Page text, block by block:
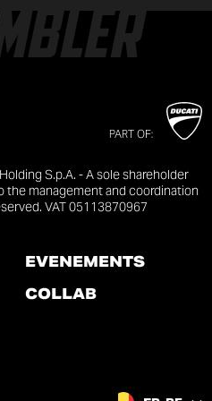
PART OF:
S.p.A. - A sole shareholder
the management and coordination
VAT 05113870967
ÉVÉNEMENTS
COLLAB